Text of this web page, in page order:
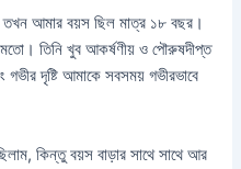
তখন আমার বয়স ছিল মাত্র ১৮ বছর।
তিনি খুব আকর্ষণীয় ও পৌরুষদীপ্ত
দৃষ্টি আমাকে সবসময় গভীরভাবে
কিন্তু বয়স বাড়ার সাথে সাথে আর